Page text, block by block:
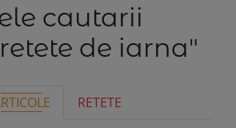
cautarii
de iarna"
RETETE